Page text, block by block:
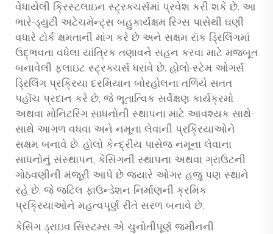
વેધાયેલી ક્રિસ્ટલાઇન સ્ટ્રક્ચર્સમાં પ્રવેશ કરી શકે છે. આ
ભારે-ડ્યુટી અટેચમેન્ટ્સ બહુકાર્યક્ષમ રિગ્સ પાસેથી ઘણી
વધારે ટોર્ક ક્ષમતાની માંગ કરે છે અને સક્ષમ રૉક ડ્રિલિંગમાં
ઉદ્ભવતા વધેલા યાંત્રિક તણાવને સહન કરવા માટે મજબૂત
બનાવેલી ફ્લાઇટ સ્ટ્રક્ચર્સ ધરાવે છે. હોલો-સ્ટેમ ઓગર્સ
ડ્રિલિંગ પ્રક્રિયા દરમિયાન બોરહોલના તળિયે સતત
પહોંચ પ્રદાન કરે છે, જે ભૂતાત્વિક સર્વેક્ષણ કાર્યક્રમો
અથવા મોનિટરિંગ સાધનોની સ્થાપના માટે આવશ્યક સાથે-
સાથે આગળ વધવા અને નમૂના લેવાની પ્રક્રિયાઓને
સક્ષમ બનાવે છે. હોલો કેન્દ્રીય પાસેજ નમૂના લેવાના
સાધનોનું સંસ્થાપન, કેસિંગની સ્થાપના અથવા ગ્રાઉટની
ગોઠવણીની મંજૂરી આપે છે જ્યારે ઓગર હજુ પણ સ્થાને
રહે છે, જે જટિલ ફાઉન્ડેશન નિર્માણની ક્રમિક
પ્રક્રિયાઓને મહત્વપૂર્ણ રીતે સરળ બનાવે છે.
કેસિંગ ડ્રાઇવ સિસ્ટમ્સ એ ચુનોતીપૂર્ણ જમીનની